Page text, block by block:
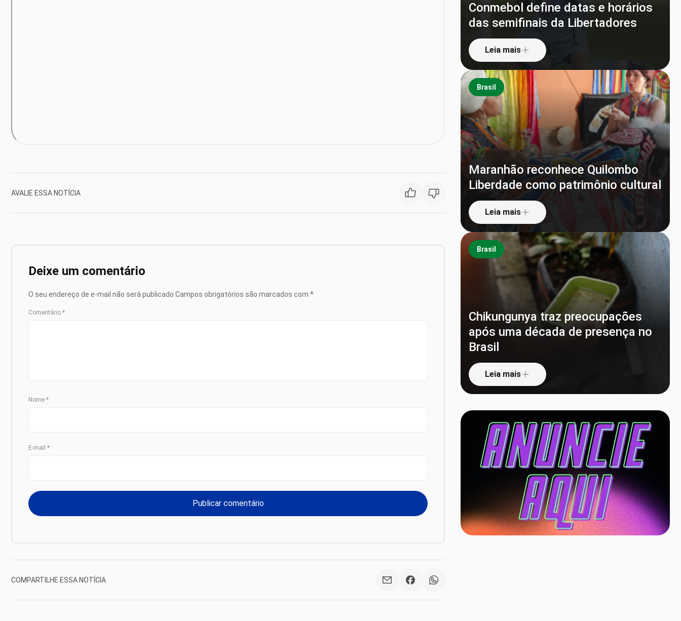
AVALIE ESSA NOTÍCIA
Deixe um comentário
O seu endereço de e-mail não será publicado.Campos obrigatórios são marcados com *
Comentário *
Nome *
E-mail *
COMPARTILHE ESSA NOTÍCIA
Conmebol define datas e horários
das semifinais da Libertadores
Leia mais
Brasil
Maranhão reconhece Quilombo
Liberdade como patrimônio cultural
Leia mais
Brasil
Chikungunya traz preocupações
após uma década de presença no
Brasil
Leia mais